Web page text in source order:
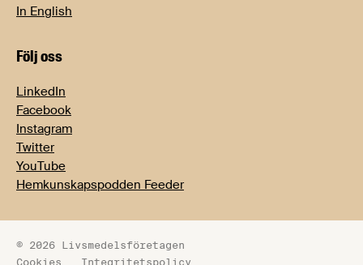
In English
Följ oss
LinkedIn
Facebook
Instagram
Twitter
YouTube
Hemkunskapspodden Feeder
© 2026 Livsmedelsföretagen
Cookies
Integritetspolicy